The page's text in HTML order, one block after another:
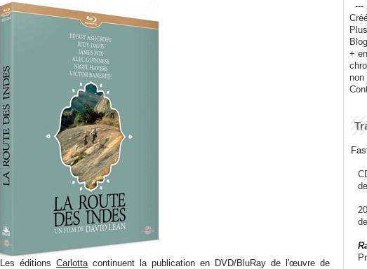
Les éditions Carlotta continuent la publication en DVD/BluRay de l'œuvre de
---
+
non